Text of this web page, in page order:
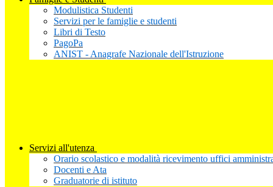
Modulistica Studenti
Servizi per le famiglie e studenti
Libri di Testo
PagoPa
ANIST - Anagrafe Nazionale dell'Istruzione
Servizi all'utenza
Orario scolastico e modalità ricevimento uffici
Docenti e Ata
Graduatorie di istituto